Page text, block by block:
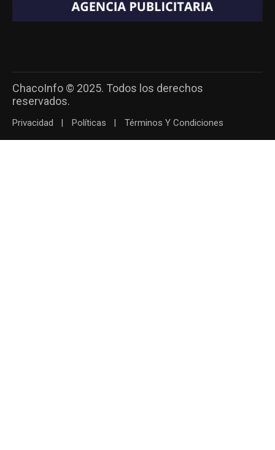
ChacoInfo © 2025. Todos los derechos
reservados.
Privacidad Políticas Términos Y Condiciones